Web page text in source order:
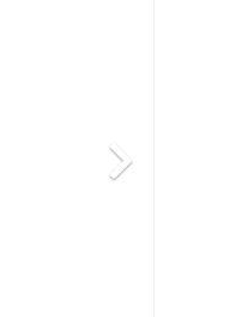
Next